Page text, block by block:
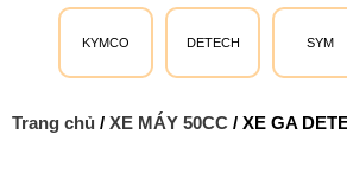
KYMCO DETECH SYM
Trang chủ / XE MÁY 50CC / XE GA